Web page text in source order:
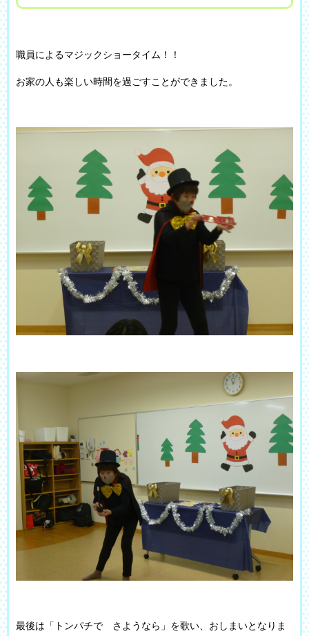
職員によるマジックショータイム！！
お家の人も楽しい時間を過ごすことができました。
最後は「トンパチで さようなら」を歌い、おしまいとなりま